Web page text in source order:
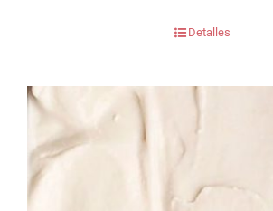
Detalles